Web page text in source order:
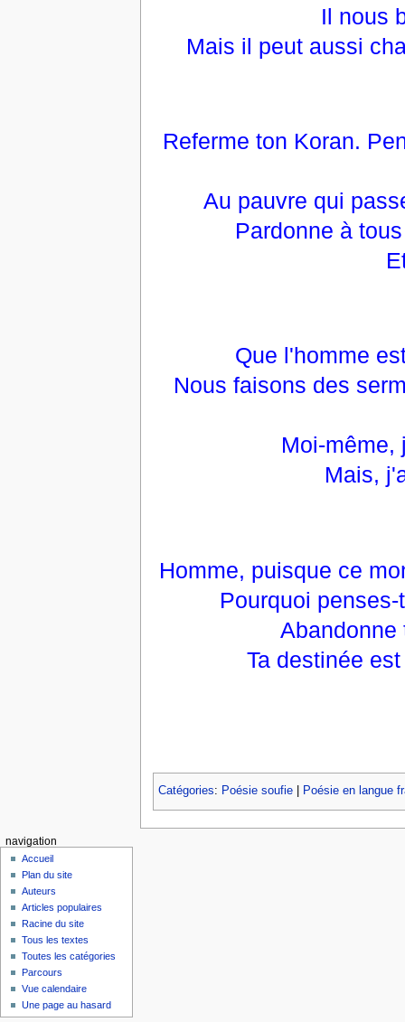
Il nous
Mais il peut aussi
Referme ton Koran.
Au pauvre qui
Pardonne à
Que l'homme
Nous faisons des
Moi-même,
Mais,
Homme, puisque ce
Pourquoi
Abandonne
Ta destinée
Catégories: Poésie soufie| Poésie en langue
navigation
Accueil
Plan du site
Auteurs
Articles populaires
Racine du site
Tous les textes
Toutes les catégories
Parcours
Vue calendaire
Une page au hasard